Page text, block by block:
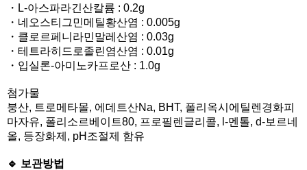
・L-아스파라긴산칼륨 : 0.2g
・네오스티그민메틸황산염 : 0.005g
・클로르페니라민말레산염 : 0.03g
・테트라히드로졸린염산염 : 0.01g
・입실론-아미노카프로산 : 1.0g
첨가물
붕산, 트로메타몰, 에데트산Na, BHT, 폴리옥시에틸렌경화피
마자유, 폴리소르베이트80, 프로필렌글리콜, l-멘톨, d-보르네
올, 등장화제, pH조절제 함유
🔹 보관방법